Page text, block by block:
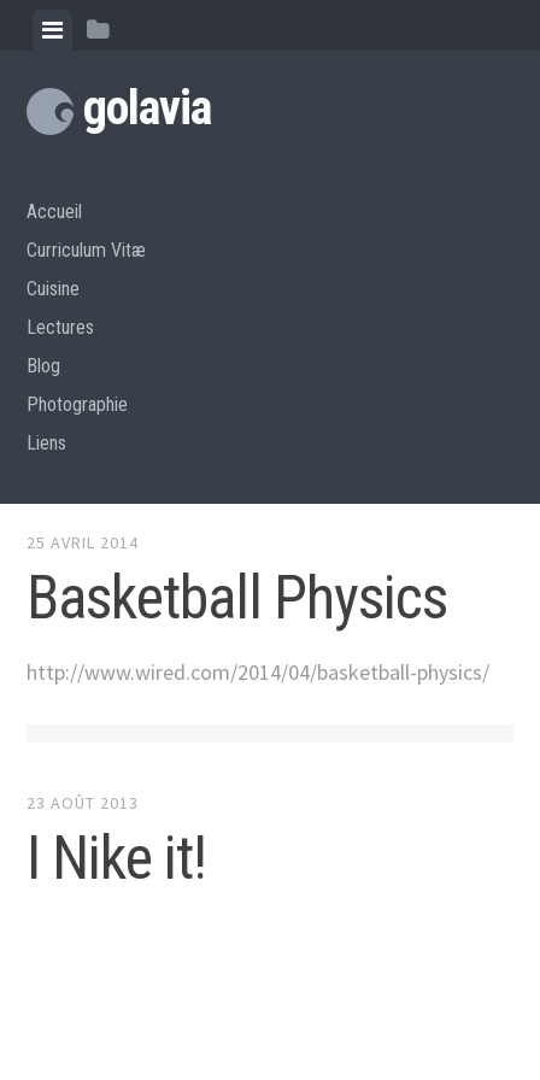
content
ViewView
golavia
Accueil
Curriculum Vitæ
Cuisine
Lectures
Blog
Photographie
Liens
25 AVRIL 2014
Basketball Physics
http://www.wired.com/2014/04/basketball-physics/
23 AOÛT 2013
I Nike it!